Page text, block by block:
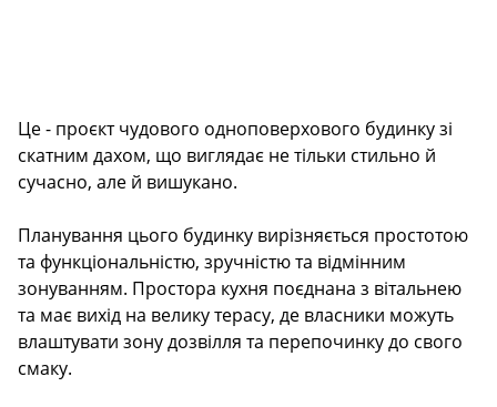
Description
Це - проєкт чудового одноповерхового будинку зі
скатним дахом, що виглядає не тільки стильно й
сучасно, але й вишукано.
Планування цього будинку вирізняється простотою
та функціональністю, зручністю та відмінним
зонуванням. Простора кухня поєднана з вітальнею
та має вихід на велику терасу, де власники можуть
влаштувати зону дозвілля та перепочинку до свого
смаку.